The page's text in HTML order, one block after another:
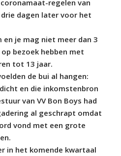
regelen van
dagen later voor het
en je mag niet meer dan 3
bezoek hebben met
tot 13 jaar.
de bui al hangen:
en die inkomstenbron
van VV Bon Boys had
al geschrapt omdat
vond met een grote
in het komende kwartaal